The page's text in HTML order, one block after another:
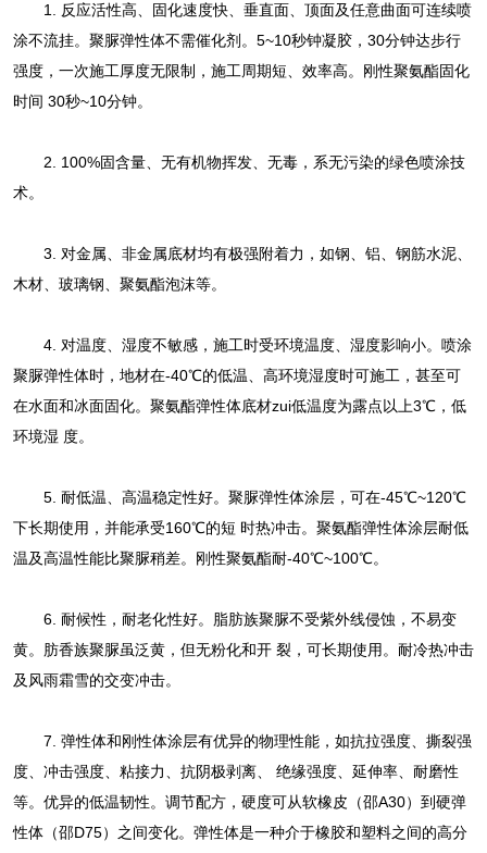
1. 反应活性高、固化速度快、垂直面、顶面及任意曲面可连续喷
涂不流挂。聚脲弹性体不需催化剂。5~10秒钟凝胶，30分钟达步行
强度，一次施工厚度无限制，施工周期短、效率高。刚性聚氨酯固化
时间 30秒~10分钟。
2. 100%固含量、无有机物挥发、无毒，系无污染的绿色喷涂技
术。
3. 对金属、非金属底材均有极强附着力，如钢、铝、钢筋水泥、
木材、玻璃钢、聚氨酯泡沫等。
4. 对温度、湿度不敏感，施工时受环境温度、湿度影响小。喷涂
聚脲弹性体时，地材在-40℃的低温、高环境湿度时可施工，甚至可
在水面和冰面固化。聚氨酯弹性体底材zui低温度为露点以上3℃，低
环境湿 度。
5. 耐低温、高温稳定性好。聚脲弹性体涂层，可在-45℃~120℃
下长期使用，并能承受160℃的短 时热冲击。聚氨酯弹性体涂层耐低
温及高温性能比聚脲稍差。刚性聚氨酯耐-40℃~100℃。
6. 耐候性，耐老化性好。脂肪族聚脲不受紫外线侵蚀，不易变
黄。肪香族聚脲虽泛黄，但无粉化和开 裂，可长期使用。耐冷热冲击
及风雨霜雪的交变冲击。
7. 弹性体和刚性体涂层有优异的物理性能，如抗拉强度、撕裂强
度、冲击强度、粘接力、抗阴极剥离、 绝缘强度、延伸率、耐磨性
等。优异的低温韧性。调节配方，硬度可从软橡皮（邵A30）到硬弹
性体（邵D75）之间变化。弹性体是一种介于橡胶和塑料之间的高分